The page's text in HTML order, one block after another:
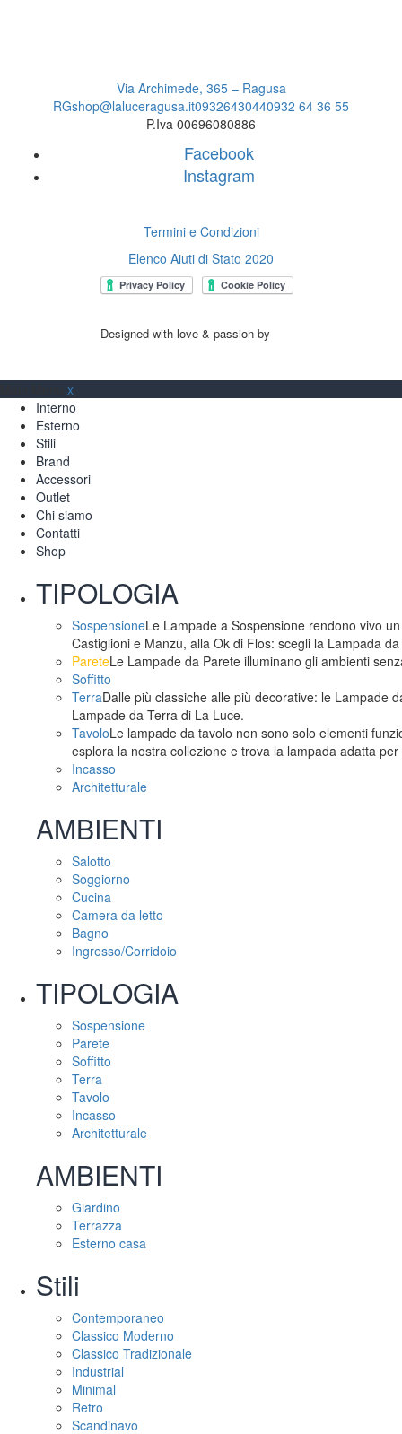
Via Archimede, 365 – Ragusa
RGshop@laluceragusa.it09326430440932 64 36 55
P.Iva 00696080886
Facebook
Instagram
Termini e Condizioni
Elenco Aiuti di Stato 2020
Designed with love & passion by
x
Interno
Esterno
Stili
Brand
Accessori
Outlet
Chi siamo
Contatti
Shop
TIPOLOGIA
SospensioneLe Lampade a Sospensione rendono vivo
Castiglioni e Manzù, alla Ok di Flos: scegli la Lampada
PareteLe Lampade da Parete illuminano gli ambienti
Soffitto
TerraDalle più classiche alle più decorative: le Lampade
Lampade da Terra di La Luce.
TavoloLe lampade da tavolo non sono solo elementi
esplora la nostra collezione e trova la lampada adatta
Incasso
Architetturale
AMBIENTI
Salotto
Soggiorno
Cucina
Camera da letto
Bagno
Ingresso/Corridoio
TIPOLOGIA
Sospensione
Parete
Soffitto
Terra
Tavolo
Incasso
Architetturale
AMBIENTI
Giardino
Terrazza
Esterno casa
Stili
Contemporaneo
Classico Moderno
Classico Tradizionale
Industrial
Minimal
Retro
Scandinavo